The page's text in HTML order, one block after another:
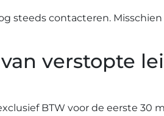
steeds contacteren.
verstopte
BTW voor de eerste